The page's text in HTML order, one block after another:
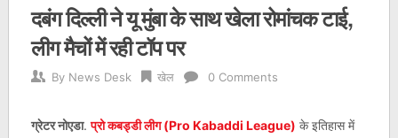
दबंग दिल्ली ने यू मुंबा के साथ खेला रोमांचक टाई,
लीग मैचों में रही टॉप पर
By News Desk खेल 0 Comments
ग्रेटर नोएडा.प्रो कबड्डी लीग (Pro Kabaddi League) के इतिहास में